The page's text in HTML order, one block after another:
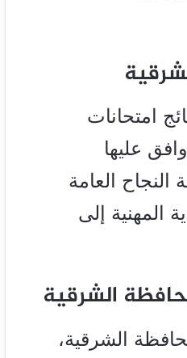
امتحانات
2025-2026، حيث وافق عليها
العامة
المهنية إلى
الاعدادية لعام 2026 في محافظة الشرقية،